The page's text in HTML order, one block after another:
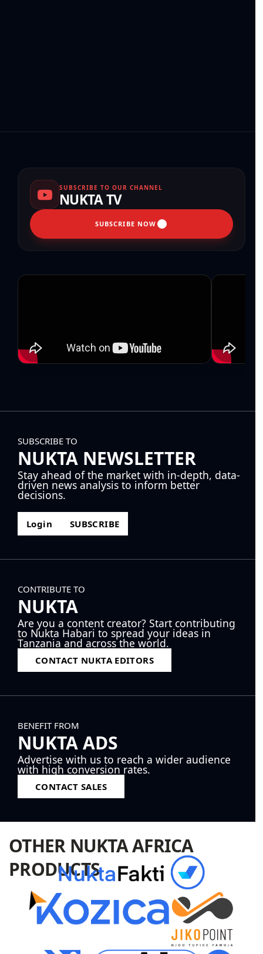
SUBSCRIBE TO OUR CHANNEL
NUKTA TV
SUBSCRIBE NOW
SUBSCRIBE TO
NUKTA NEWSLETTER
Stay ahead of the market with in-depth, data-
driven news analysis to inform better
decisions.
Login SUBSCRIBE
CONTRIBUTE TO
NUKTA
Are you a content creator? Start contributing
to Nukta Habari to spread your ideas in
Tanzania and across the world.
CONTACT NUKTA EDITORS
BENEFIT FROM
NUKTA ADS
Advertise with us to reach a wider audience
with high conversion rates.
CONTACT SALES
OTHER NUKTA AFRICA
PRODUCTS